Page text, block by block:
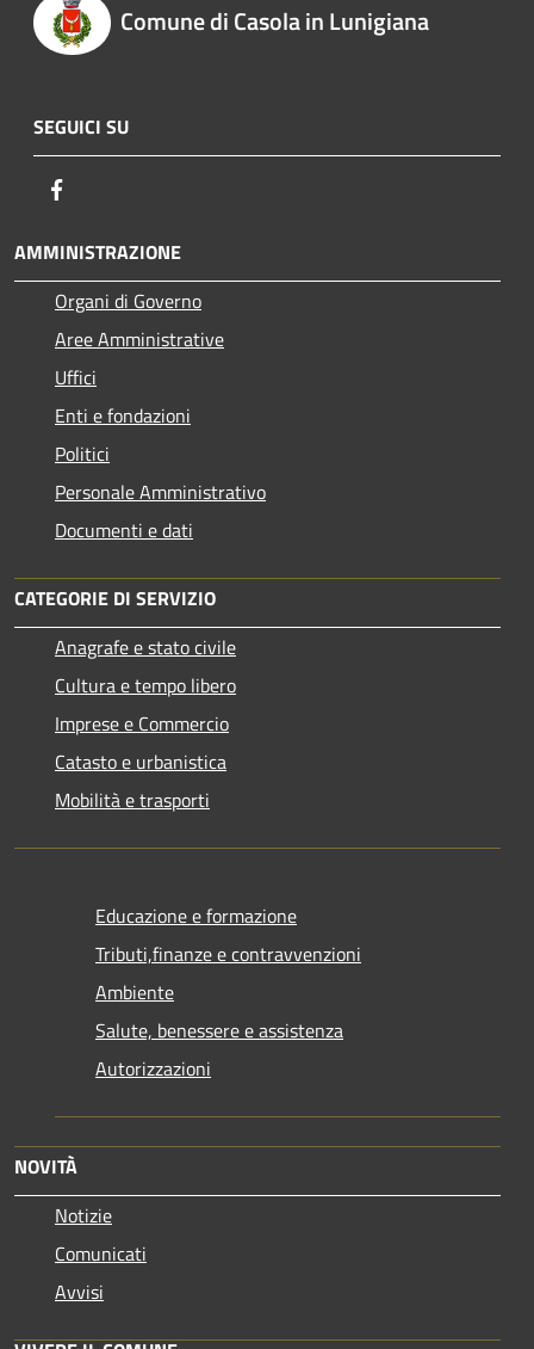
Comune di Casola in Lunigiana
SEGUICI SU
AMMINISTRAZIONE
Organi di Governo
Aree Amministrative
Uffici
Enti e fondazioni
Politici
Personale Amministrativo
Documenti e dati
CATEGORIE DI SERVIZIO
Anagrafe e stato civile
Cultura e tempo libero
Imprese e Commercio
Catasto e urbanistica
Mobilità e trasporti
Educazione e formazione
Tributi,finanze e contravvenzioni
Ambiente
Salute, benessere e assistenza
Autorizzazioni
NOVITÀ
Notizie
Comunicati
Avvisi